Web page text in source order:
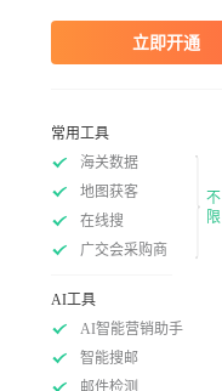
立即开通
常用工具
海关数据
地图获客
在线搜
广交会采购商
不
限
AI工具
AI智能营销助手
智能搜邮
邮件检测